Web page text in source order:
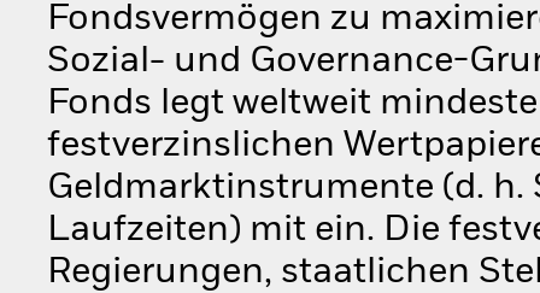
Fondsvermögen zu
Sozial- und Governance-
Fonds legt weltweit
festverzinslichen
Geldmarktinstrumente (d.
Laufzeiten) mit ein. Die
Regierungen, staatlichen